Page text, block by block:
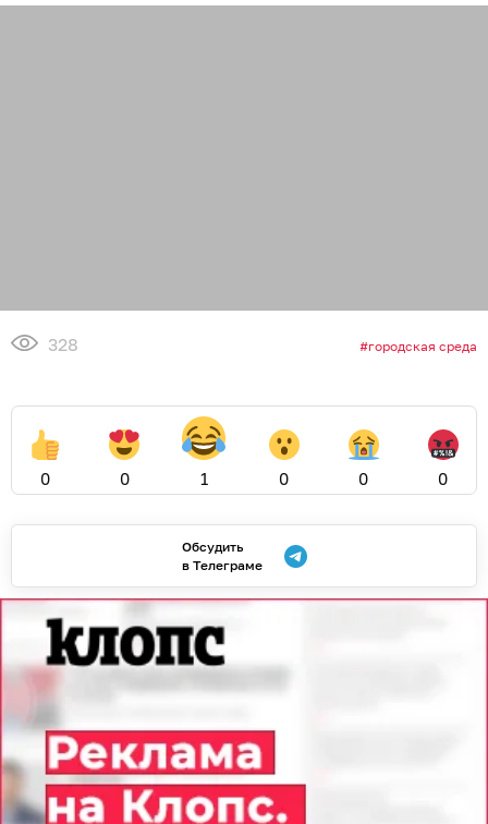
328 городская среда
0 0 1 0 0 0
Обсудить
в Телеграме